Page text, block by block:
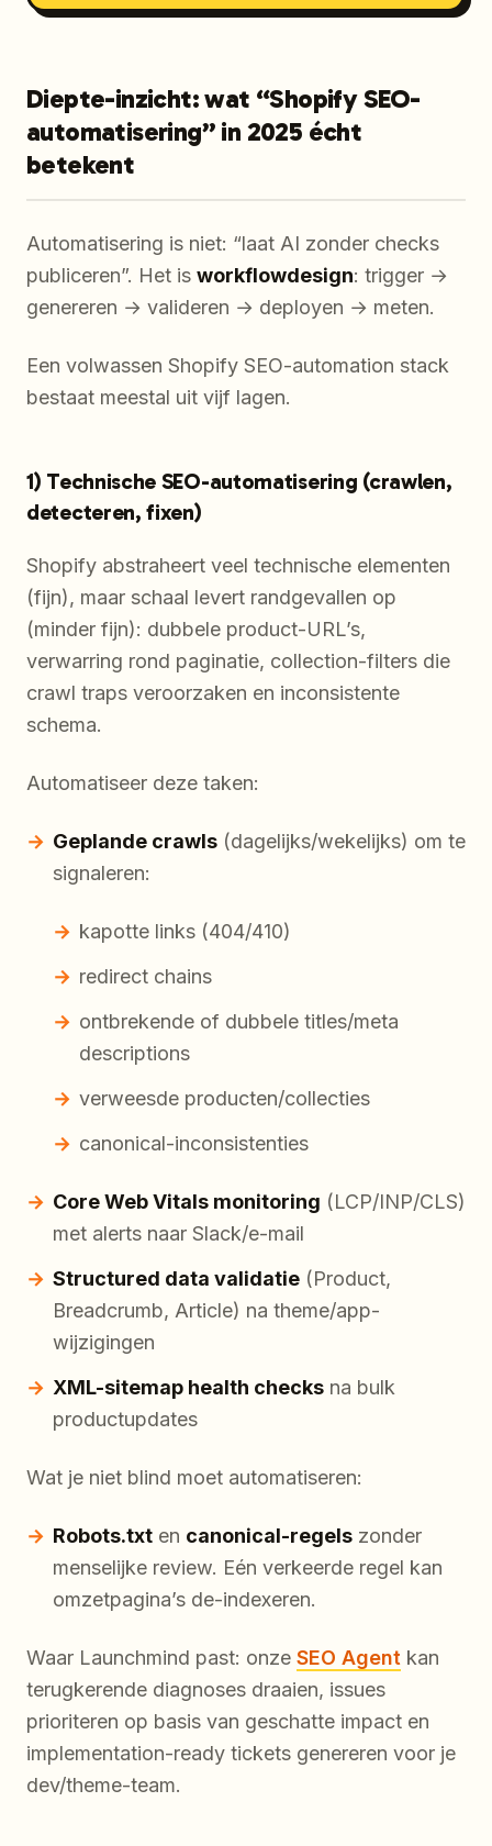
Diepte-inzicht: wat “Shopify SEO-
automatisering” in 2025 écht
betekent
Automatisering is niet: “laat AI zonder checks
publiceren”. Het is workflowdesign: trigger →
genereren → valideren → deployen → meten.
Een volwassen Shopify SEO-automation stack
bestaat meestal uit vijf lagen.
1) Technische SEO-automatisering (crawlen,
detecteren, fixen)
Shopify abstraheert veel technische elementen
(fijn), maar schaal levert randgevallen op
(minder fijn): dubbele product-URL’s,
verwarring rond paginatie, collection-filters die
crawl traps veroorzaken en inconsistente
schema.
Automatiseer deze taken:
Geplande crawls (dagelijks/wekelijks) om te
signaleren:
kapotte links (404/410)
redirect chains
ontbrekende of dubbele titles/meta
descriptions
verweesde producten/collecties
canonical-inconsistenties
Core Web Vitals monitoring (LCP/INP/CLS)
met alerts naar Slack/e-mail
Structured data validatie (Product,
Breadcrumb, Article) na theme/app-
wijzigingen
XML-sitemap health checks na bulk
productupdates
Wat je niet blind moet automatiseren:
Robots.txt en canonical-regels zonder
menselijke review. Eén verkeerde regel kan
omzetpagina’s de-indexeren.
Waar Launchmind past: onze SEO Agent kan
terugkerende diagnoses draaien, issues
prioriteren op basis van geschatte impact en
implementation-ready tickets genereren voor je
dev/theme-team.